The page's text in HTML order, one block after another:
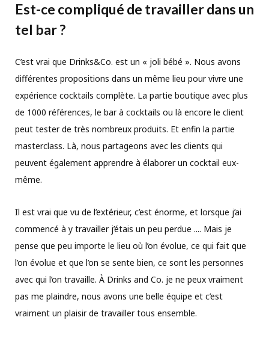
Est-ce compliqué de travailler dans un
tel bar ?
C’est vrai que Drinks&Co. est un « joli bébé ». Nous avons
différentes propositions dans un même lieu pour vivre une
expérience cocktails complète. La partie boutique avec plus
de 1000 références, le bar à cocktails ou là encore le client
peut tester de très nombreux produits. Et enfin la partie
masterclass. Là, nous partageons avec les clients qui
peuvent également apprendre à élaborer un cocktail eux-
même.
Il est vrai que vu de l’extérieur, c’est énorme, et lorsque j’ai
commencé à y travailler j’étais un peu perdue .... Mais je
pense que peu importe le lieu où l’on évolue, ce qui fait que
l’on évolue et que l’on se sente bien, ce sont les personnes
avec qui l’on travaille. À Drinks and Co. je ne peux vraiment
pas me plaindre, nous avons une belle équipe et c’est
vraiment un plaisir de travailler tous ensemble.